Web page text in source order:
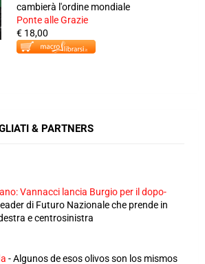
cambierà l'ordine mondiale
Ponte alle Grazie
€ 18,00
& PARTNERS
Vannacci lancia Burgio per il dopo-
di Futuro Nazionale che prende in
e centrosinistra
-Algunos de esos olivos son los mismos